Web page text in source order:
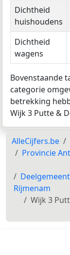
Dichtheid
huishoudens
Dichtheid
wagens
Bovenstaande
categorie
betrekking
Wijk 3 Putte &
AlleCijfers.be
Provincie
Rijmenam
Wijk 3